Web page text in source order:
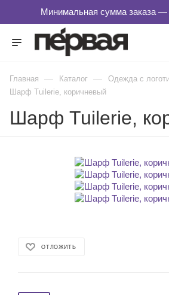
Главная — Каталог — Одежда с
Шарф Tuilerie, коричневый
Шарф Tuilerie,
ОТЛОЖИТЬ